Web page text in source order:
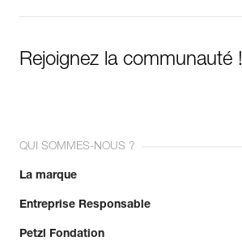
Rejoignez la communauté !
QUI SOMMES-NOUS ?
La marque
Entreprise Responsable
Petzl Fondation